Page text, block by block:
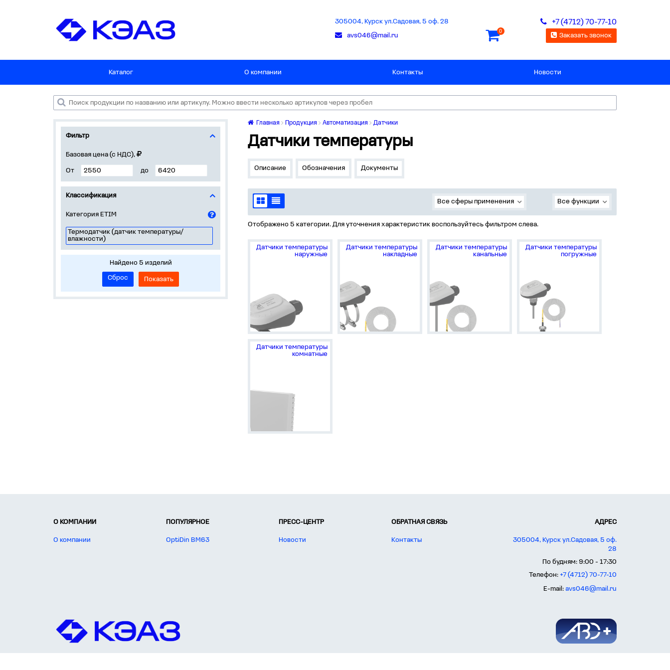
305004, Курск ул.Садовая, 5 оф. 28 +7 (4712) 70-77-10
avs046@mail.ru
0
Заказать звонок
Каталог О компании Контакты Новости
Фильтр
Базовая цена (с НДС),
От до
Классификация
Категория ETIM
Термодатчик (датчик температуры/
влажности)
Найдено 5 изделий
Сброс
Показать
Главная Продукция Автоматизация Датчики
Датчики температуры
Описание Обозначения Документы
Все сферы применения Все функции
Отображено 5 категории. Для уточнения характеристик воспользуйтесь фильтром слева.
Датчики температуры
наружные
Датчики температуры
накладные
Датчики температуры
канальные
Датчики температуры
погружные
Датчики температуры
комнатные
О КОМПАНИИ
О компании
ПОПУЛЯРНОЕ
OptiDin BM63
ПРЕСС-ЦЕНТР
Новости
ОБРАТНАЯ СВЯЗЬ
Контакты
АДРЕС
305004, Курск ул.Садовая, 5 оф.
28
По будням: 9:00 - 17:30
Телефон: +7 (4712) 70-77-10
E-mail: avs046@mail.ru